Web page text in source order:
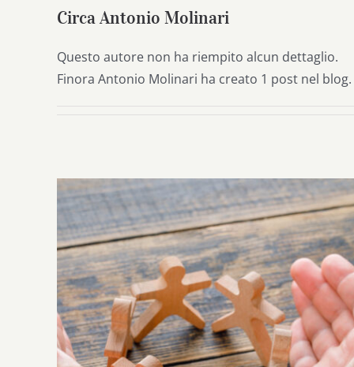
Circa Antonio Molinari
Questo autore non ha riempito alcun dettaglio.
Finora Antonio Molinari ha creato 1 post nel blog.
È nel territorio che si vincono le sfide